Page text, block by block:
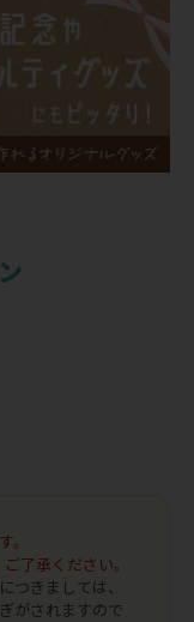
了承ください。
つきましては、
がされますので